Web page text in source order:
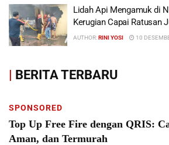
Lidah Api Mengamuk di
Kerugian Capai Ratusan
AUTHOR:RINI YOSI 10
| BERITA TERBARU
SPONSORED
Top Up Free Fire dengan QRIS:
Aman, dan Termurah